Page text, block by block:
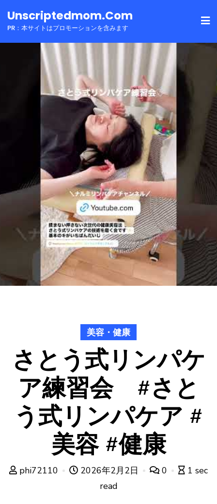
toUnscriptedmom.com
PR：本サイトはプロモーションを含みます
美容・健康
さとう式リンパケ
ア練習会 #さと
う式リンパケア #
美容 #健康
phi72110 2026年2月2日 0
1 sec
read